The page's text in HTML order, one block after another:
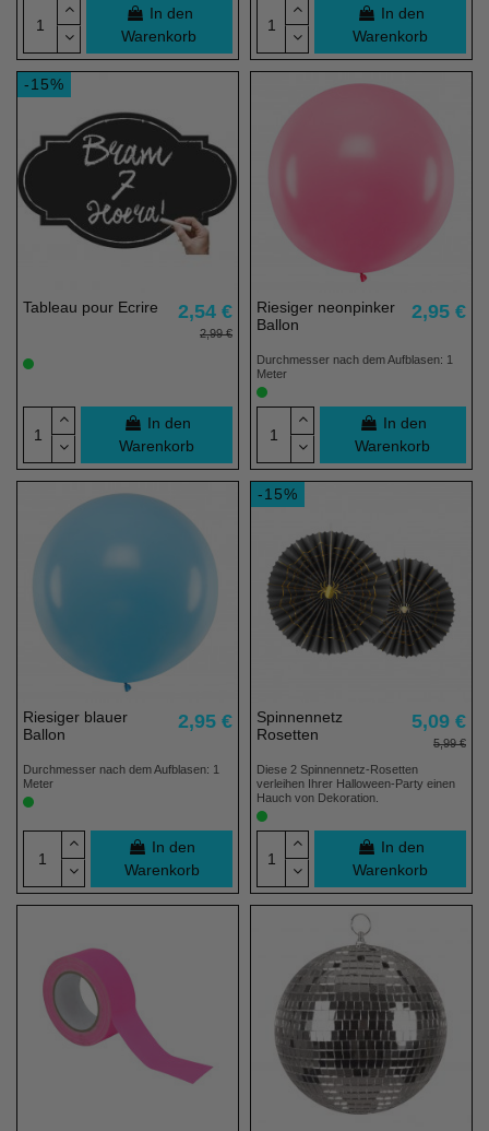
In den
Warenkorb
In den
Warenkorb
-15%
Tableau pour Ecrire 2,54 €
2,99 €
In den
Warenkorb
Riesiger neonpinker
Ballon
2,95 €
Durchmesser nach dem Aufblasen: 1
Meter
In den
Warenkorb
Riesiger blauer
Ballon
2,95 €
Durchmesser nach dem Aufblasen: 1
Meter
In den
Warenkorb
-15%
Spinnennetz
Rosetten
5,09 €
5,99 €
Diese 2 Spinnennetz-Rosetten
verleihen Ihrer Halloween-Party einen
Hauch von Dekoration.
In den
Warenkorb